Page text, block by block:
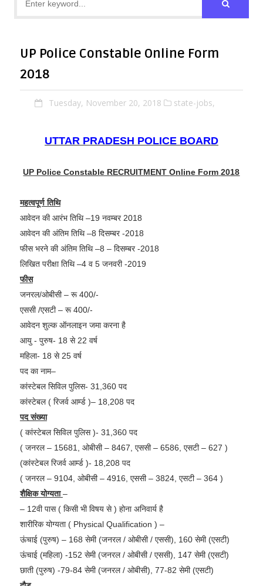
UP Police Constable Online Form
2018
Tuesday, November 20, 2018 state-jobs,
UTTAR PRADESH POLICE BOARD
UP Police Constable RECRUITMENTOnline Form 2018
महत्वपूर्ण तिथि
आवेदन की आरंभ तिथि –19 नवम्बर 2018
आवेदन की अंतिम तिथि –8 दिसम्बर -2018
फीस भरने की अंतिम तिथि –8 – दिसम्बर -2018
लिखित परीक्षा तिथि –4 व 5 जनवरी -2019
फीस
जनरल/ओबीसी – रू 400/-
एससी /एसटी – रू 400/-
आवेदन शुल्क ऑनलाइन जमा करना है
आयु - पुरुष- 18 से 22 वर्ष
महिला- 18 से 25 वर्ष
पद का नाम–
कांस्टेबल सिविल पुलिस- 31,360 पद
कांस्टेबल ( रिजर्व आर्म्ड )– 18,208 पद
पद संख्या
( कांस्टेबल सिविल पुलिस )- 31,360 पद
( जनरल – 15681, ओबीसी – 8467, एससी – 6586, एसटी – 627 )
(कांस्टेबल रिजर्व आर्म्ड )- 18,208 पद
( जनरल – 9104, ओबीसी – 4916, एससी – 3824, एसटी – 364 )
शैक्षिक योग्यता–
– 12वी पास ( किसी भी विषय से ) होना अनिवार्य है
शारीरिक योग्यता ( Physical Qualification ) –
ऊंचाई (पुरुष) – 168 सेमी (जनरल / ओबीसी / एससी), 160 सेमी (एसटी)
ऊंचाई (महिला) -152 सेमी (जनरल / ओबीसी / एससी), 147 सेमी (एसटी)
छाती (पुरुष) -79-84 सेमी (जनरल / ओबीसी), 77-82 सेमी (एसटी)